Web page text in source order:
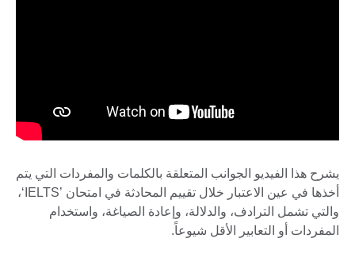
يشرح هذا الفيديو الجوانب المتعلقة بالكلمات والمفردات التي يتم
أخذها في عين الاعتبار خلال تقييم المحادثة في امتحان ’IELTS‘،
والتي تشمل الترادف، والدلالة، وإعادة الصياغة، واستخدام
المفردات أو التعابير الأقل شيوعاً.